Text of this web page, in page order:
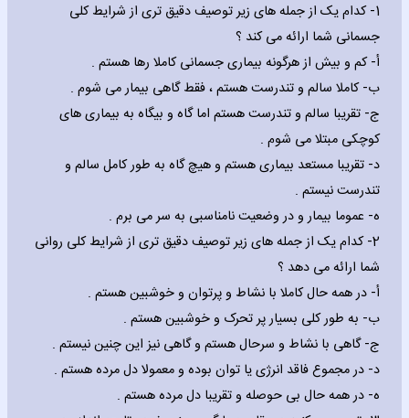
1- کدام یک از جمله های زیر توصیف دقیق تری از شرایط کلی
جسمانی شما ارائه می کند ؟
‌أ- کم و بیش از هرگونه بیماری جسمانی کاملا رها هستم .
‌ب- کاملا سالم و تندرست هستم ، فقط گاهی بیمار می شوم .
‌ج- تقریبا سالم و تندرست هستم اما گاه و بیگاه به بیماری های
کوچکی مبتلا می شوم .
‌د- تقریبا مستعد بیماری هستم و هیچ گاه به طور کامل سالم و
تندرست نیستم .
‌ه- عموما بیمار و در وضعیت نامناسبی به سر می برم .
2- کدام یک از جمله های زیر توصیف دقیق تری از شرایط کلی روانی
شما ارائه می دهد ؟
‌أ- در همه حال کاملا با نشاط و پرتوان و خوشبین هستم .
‌ب- به طور کلی بسیار پر تحرک و خوشبین هستم .
‌ج- گاهی با نشاط و سرحال هستم و گاهی نیز این چنین نیستم .
‌د- در مجموع فاقد انرژی یا توان بوده و معمولا دل مرده هستم .
‌ه- در همه حال بی حوصله و تقریبا دل مرده هستم .